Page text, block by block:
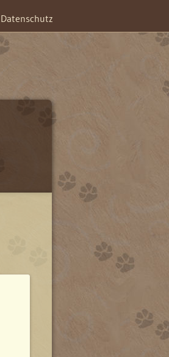
Datenschutz